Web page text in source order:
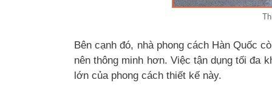
Bên cạnh đó, nhà phong cách Hàn Quốc
nên thông minh hơn. Việc tận dụng tối đa
lớn của phong cách thiết kế này.